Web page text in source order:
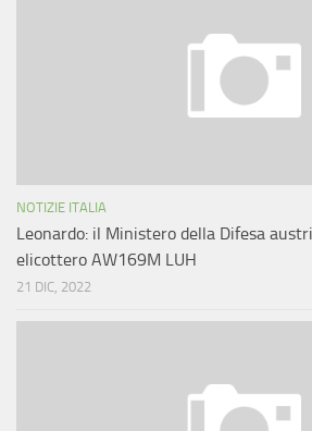
NOTIZIE ITALIA
Leonardo: il Ministero della Difesa
elicottero AW169M LUH
21 DIC, 2022